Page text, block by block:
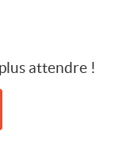
attendre !